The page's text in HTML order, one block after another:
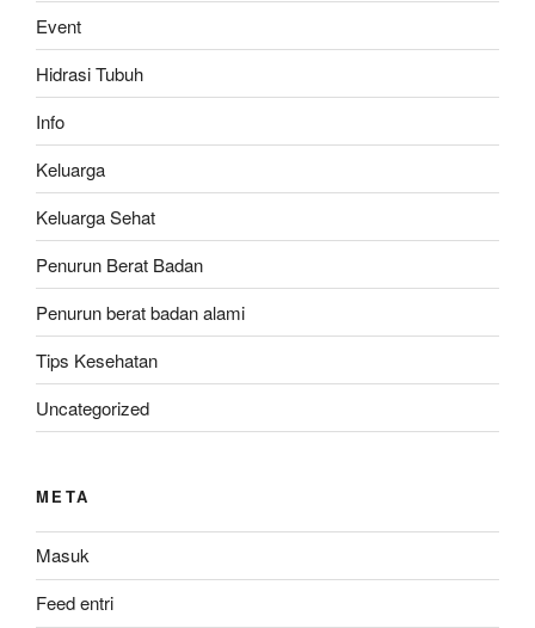
Event
Hidrasi Tubuh
Info
Keluarga
Keluarga Sehat
Penurun Berat Badan
Penurun berat badan alami
Tips Kesehatan
Uncategorized
META
Masuk
Feed entri